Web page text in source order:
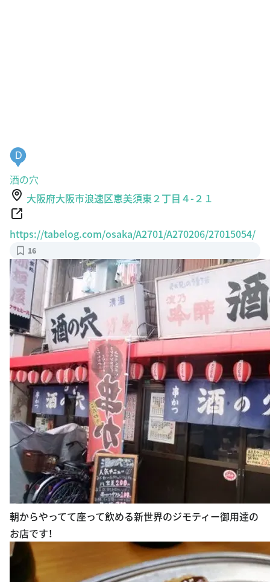
D
酒の穴
大阪府大阪市浪速区恵美須東２丁目４-２１
https://tabelog.com/osaka/A2701/A270206/27015054/
16
朝からやってて座って飲める新世界のジモティー御用達の
お店です！